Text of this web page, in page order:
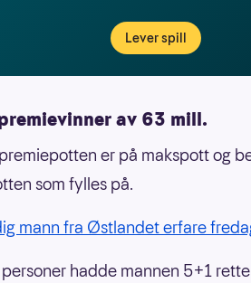
Lever spill
av 63 mill.
er på makspott og
som fylles på.
mann fra Østlandet erfare
hadde mannen 5+1